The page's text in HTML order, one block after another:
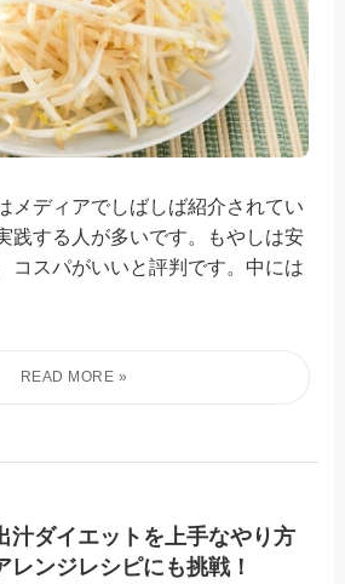
メディアでしばしば紹介されてい
践する人が多いです。もやしは安
コスパがいいと評判です。中には
汁ダイエットを上手なやり方
レンジレシピにも挑戦！